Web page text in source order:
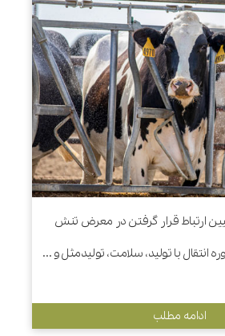
ارتباط قرار گرفتن در معرض تنش
ادامه مطلب